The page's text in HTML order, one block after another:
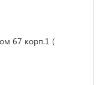
67 корп.1 (